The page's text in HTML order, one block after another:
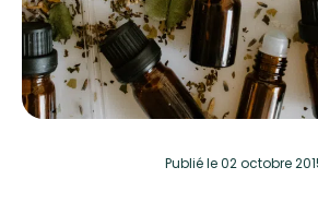
Publiéle 02 octobre